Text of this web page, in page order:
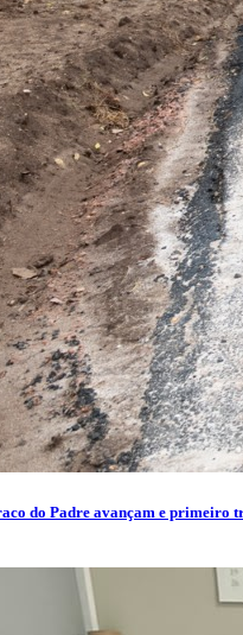
do Padre avançam e primeiro